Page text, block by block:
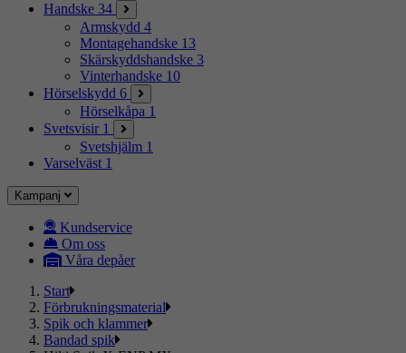
Handske 34
Armskydd 4
Montagehandske 13
Skärskyddshandske 3
Vinterhandske 10
Hörselskydd 6
Hörselkåpa 1
Svetsvisir 1
Svetshjälm 1
Varselväst 1
Kampanj
Kundservice
Om oss
Våra depåer
Start
Förbrukningsmaterial
Spik och klammer
Bandad spik